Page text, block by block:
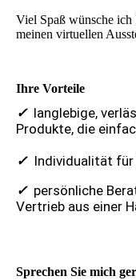
Viel Spaß wünsche ich
meinen virtuellen
Ihre Vorteile
✓ langlebige,
Produkte, die
✓Individualität für
✓persönliche
Vertrieb aus einer
Sprechen Sie mich